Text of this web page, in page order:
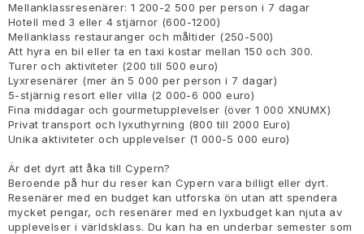
Mellanklassresenärer: 1 200-2 500 per person i 7 dagar
Hotell med 3 eller 4 stjärnor (600-1200)
Mellanklass restauranger och måltider (250-500)
Att hyra en bil eller ta en taxi kostar mellan 150 och 300.
Turer och aktiviteter (200 till 500 euro)
Lyxresenärer (mer än 5 000 per person i 7 dagar)
5-stjärnig resort eller villa (2 000-6 000 euro)
Fina middagar och gourmetupplevelser (över 1 000 XNUMX)
Privat transport och lyxuthyrning (800 till 2000 Euro)
Unika aktiviteter och upplevelser (1 000-5 000 euro)
Är det dyrt att åka till Cypern?
Beroende på hur du reser kan Cypern vara billigt eller dyrt.
Resenärer med en budget kan utforska ön utan att spendera
mycket pengar, och resenärer med en lyxbudget kan njuta av
upplevelser i världsklass. Du kan ha en underbar semester som